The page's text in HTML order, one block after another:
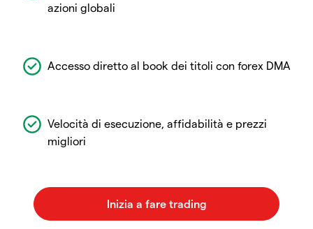
azioni globali
Accesso diretto al book dei titoli con forex DMA
Velocità di esecuzione, affidabilità e prezzi
migliori